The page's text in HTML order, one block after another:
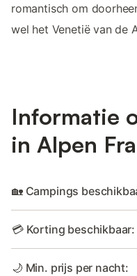
romantisch om
wel het Venetië van de
Informatie
in Alpen
🏡 Campings
💳 Korting beschikbaar:
🌙 Min. prijs per nacht: